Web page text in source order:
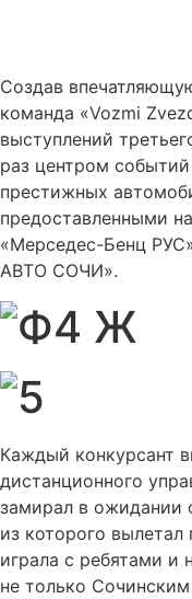
Создав
команда «Vozmi
выступлений
раз центром
престижных
предоставленными
«Мерседес-Бенц
АВТО СОЧИ».
Каждый конкурсант
дистанционного
замирал в ожидании
из которого
играла с ребятами и
не только